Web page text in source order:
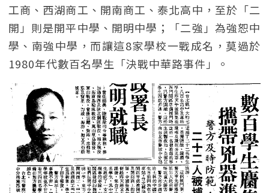
工商、西湖商工、開南商工、泰北高中，至於「二
開」則是開平中學、開明中學；「二強」為強恕中
學、南強中學，而讓這8家學校一戰成名，莫過於
1980年代數百名學生「決戰中華路事件」。